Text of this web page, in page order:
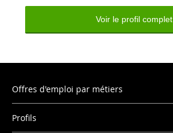
Voir le profil complet
Offres d'emploi par métiers
Profils